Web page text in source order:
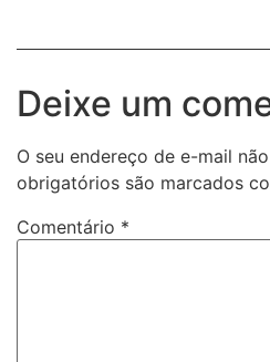
Deixe um
O seu endereço de e-mail
obrigatórios são marcados
Comentário *